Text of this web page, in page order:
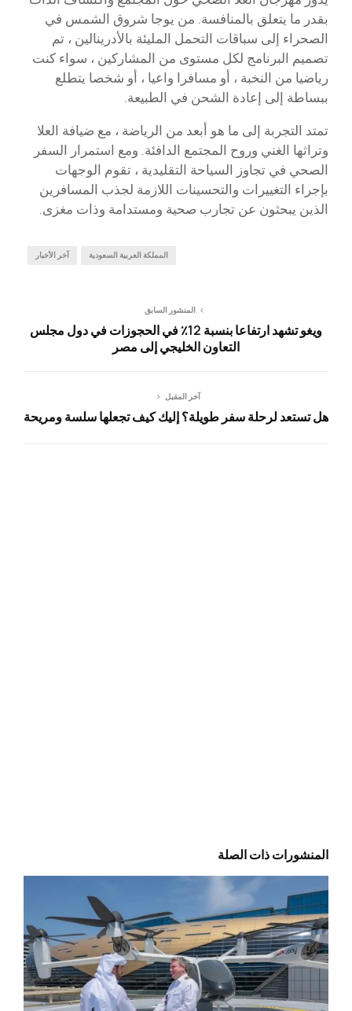
بقدر ما يتعلق بالمنافسة. من يوجا شروق الشمس في
الصحراء إلى سباقات التحمل المليئة بالأدرينالين ، تم
تصميم البرنامج لكل مستوى من المشاركين ، سواء كنت
رياضيا من النخبة ، أو مسافرا واعيا ، أو شخصا يتطلع
ببساطة إلى إعادة الشحن في الطبيعة.
تمتد التجربة إلى ما هو أبعد من الرياضة ، مع ضيافة العلا
وتراثها الغني وروح المجتمع الدافئة. ومع استمرار السفر
الصحي في تجاوز السياحة التقليدية ، تقوم الوجهات
بإجراء التغييرات والتحسينات اللازمة لجذب المسافرين
الذين يبحثون عن تجارب صحية ومستدامة وذات مغزى.
آخر الأخبار المملكة العربية السعودية
المنشور السابق
ويغو تشهد ارتفاعا بنسبة 12٪ في الحجوزات في دول مجلس
التعاون الخليجي إلى مصر
آخر المقبل
هل تستعد لرحلة سفر طويلة؟ إليك كيف تجعلها سلسة ومريحة
المنشورات ذات الصلة